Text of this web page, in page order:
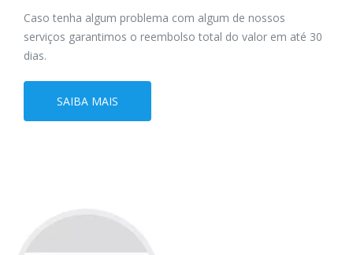
Caso tenha algum problema com algum de nossos
serviços garantimos o reembolso total do valor em até 30
dias.
SAIBA MAIS